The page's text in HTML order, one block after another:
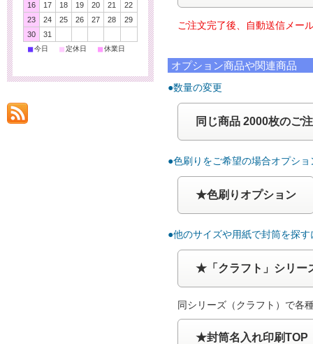
ご注文完了後、自動送信メー
オプション商品や関連商品
●数量の変更
同じ商品 2000枚のご
●色刷りをご希望の場合オプシ
★色刷りオプション
●他のサイズや用紙で封筒を探す
★「クラフト」シリー
同シリーズ（クラフト）で各
★封筒名入れ印刷TOP
16
17 18 19 20 21
22
23
24 25 26 27 28
29
30
31
■今日 ■ 定休日 ■ 休業日